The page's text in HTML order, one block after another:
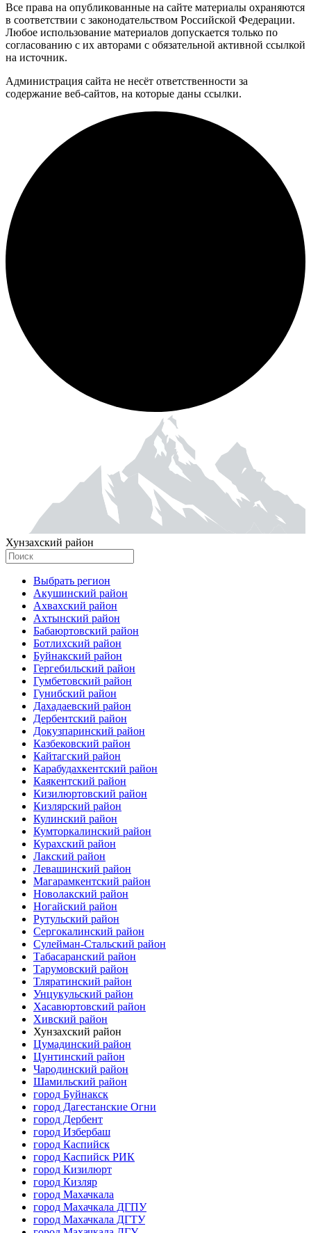
Все права на опубликованные на сайте материалы охраняются
в соответствии с законодательством Российской Федерации.
Любое использование материалов допускается только по
согласованию с их авторами с обязательной активной ссылкой
на источник.
Администрация сайта не несёт ответственности за
содержание веб-сайтов, на которые даны ссылки.
Хунзахский район
Выбрать регион
Акушинский район
Ахвахский район
Ахтынский район
Бабаюртовский район
Ботлихский район
Буйнакский район
Гергебильский район
Гумбетовский район
Гунибский район
Дахадаевский район
Дербентский район
Докузпаринский район
Казбековский район
Кайтагский район
Карабудахкентский район
Каякентский район
Кизилюртовский район
Кизлярский район
Кулинский район
Кумторкалинский район
Курахский район
Лакский район
Левашинский район
Магарамкентский район
Новолакский район
Ногайский район
Рутульский район
Сергокалинский район
Сулейман-Стальский район
Табасаранский район
Тарумовский район
Тляратинский район
Унцукульский район
Хасавюртовский район
Хивский район
Хунзахский район
Цумадинский район
Цунтинский район
Чародинский район
Шамильский район
город Буйнакск
город Дагестанские Огни
город Дербент
город Избербаш
город Каспийск
город Каспийск РИК
город Кизилюрт
город Кизляр
город Махачкала
город Махачкала ДГПУ
город Махачкала ДГТУ